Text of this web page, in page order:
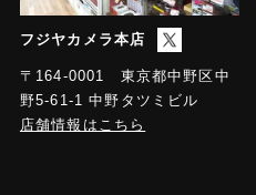
フジヤカメラ本店
〒164-0001 東京都中野区中
野5-61-1 中野タツミビル
店舗情報はこちら